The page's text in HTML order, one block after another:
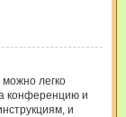
можно легко
конференцию и
и